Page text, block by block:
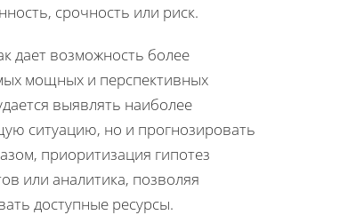
срочность или риск.
дает возможность более
мощных и перспективных
выявлять наиболее
ситуацию, но и прогнозировать
приоритизация гипотез
или аналитика, позволяя
доступные ресурсы.